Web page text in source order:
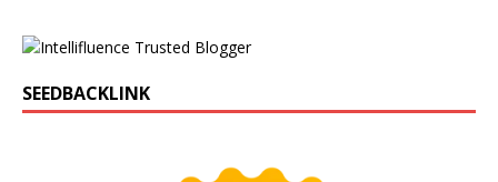
SEEDBACKLINK